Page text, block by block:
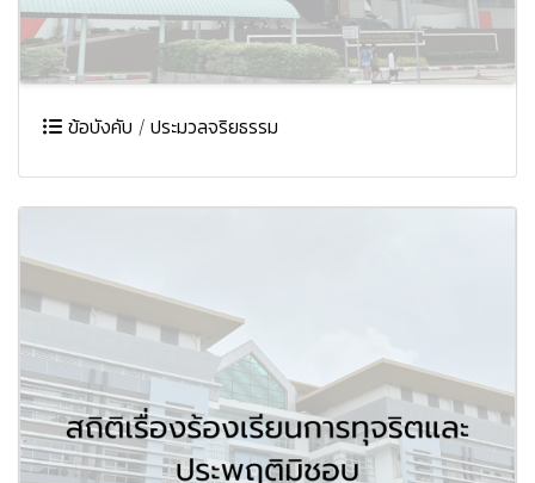
ข้อบังคับ / ประมวลจริยธรรม